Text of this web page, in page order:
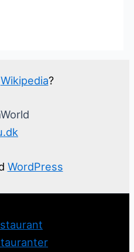
Wikipedia?
WordPress